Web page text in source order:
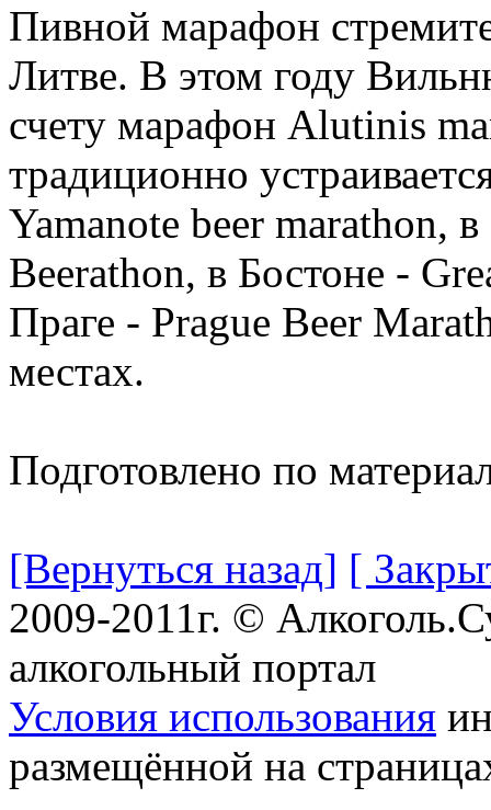
Пивной марафон
Литве. В этом году
счету марафон Alutinis
традиционно
Yamanote beer marathon,
Beerathon, в Бостоне -
Праге - Prague Beer
местах.
Подготовлено по
[Вернуться назад] [
2009-2011г. ©
алкогольный портал
Условия использования
размещённой на